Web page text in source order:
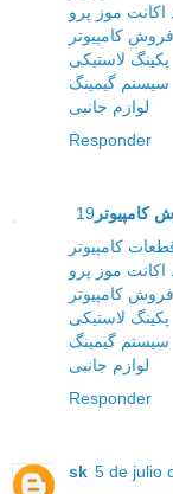
اکانت موز پرو
فروش کامپیوتر
پکینگ لاستیکی
سیستم گیمینگ
لوازم جانبی
Responder
کامپیوتر
کامپیوتر
اکانت موز پرو
فروش کامپیوتر
پکینگ لاستیکی
سیستم گیمینگ
لوازم جانبی
Responder
sk 5 de julio